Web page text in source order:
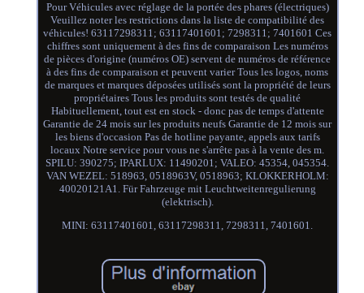
Pour Véhicules avec réglage de la portée des phares (électriques)
Veuillez noter les restrictions dans la liste de compatibilité des
véhicules! 63117298311; 63117401601; 7298311; 7401601 Ces
chiffres sont uniquement à des fins de comparaison Les numéros
de pièces d'origine (numéros OE) servent de numéros de référence
à des fins de comparaison et peuvent varier Tous les logos, noms
de marques et marques déposées utilisés sont la propriété de leurs
propriétaires Tous les produits sont testés de qualité
Habituellement, tout est en stock - donc pas de temps d'attente
Garantie de 24 mois sur les produits neufs Garantie de 12 mois sur
les biens d'occasion Pas de hotline payante, appels aux tarifs
locaux Notre service pour vous ne s'arrête pas à la vente des m.
SPILU: 390275; IPARLUX: 11490201; VALEO: 45354, 045354.
VAN WEZEL: 518963, 0518963V, 0518963; KLOKKERHOLM:
40020121A1. Für Fahrzeuge mit Leuchtweitenregulierung
(elektrisch).
MINI: 63117401601, 63117298311, 7298311, 7401601.